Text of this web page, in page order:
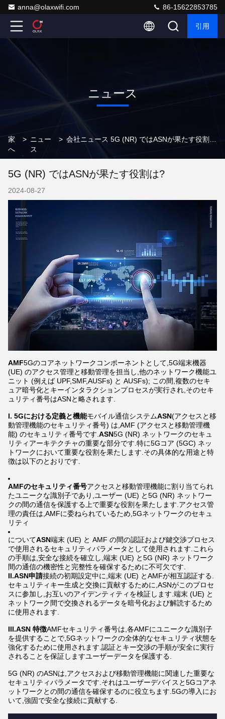
anna@olaxwifi.com 86-15622853785
引用
ニュース
家
へ
> ニュー
ス
>
5G (NR) ではASNが果たす役割は?
2024-08-27
AMF5Gのコアネットワークコンポーネントとして,5G端末機器
(UE) のアクセス管理と移動管理を担当し,他のネットワーク機能ユ
ニット (例えば UPF,SMF,AUSFs) と AUSFs); この間,複数のセキ
ュア暗号化とキーインタラクションプロセスが実行され,そのセキ
ュリティ番号はASNと略されます.
I. 5Gにおける定義と機能モバイル通信システムASN(アクセスと移
動管理機能のセキュリティ番号) は,AMF (アクセスと移動管理機
能) のセキュリティ番号です. ASN5G (NR) ネットワークのセキュ
リティアーキテクチャの重要な部分です.特に5Gコア (5GC) ネッ
トワークにおいて重要な役割を果たします.その具体的な用途と特
徴は以下のとおりです.
AMFのセキュリティ番号アクセスと移動管理機能に割り当てられ
たユニークな識別子であり,ユーザー (UE) と5G (NR) ネットワー
クの間の通信を保護する上で重要な役割を果たします.アクセス管
理の責任は,AMFに委ねられているため,5Gネットワークのセキュ
リティ
についてASN端末 (UE) と AMF の間の認証および鍵交渉プロセス
で使用されるセキュリティパラメータとして使用されます.これら
の手順は,安全な接続を確立し,端末 (UE) と5G (NR) ネットワーク
間の通信の機密性と完整性を確保するために不可欠です.
II.ASN申請接続の初期設定中に,端末 (UE) とAMFが相互認証する.
セキュリティキー生成と交換に貢献するために,ASNがこのプロセ
スに参加し,お互いのアイデンティティを検証します.端末 (UE) と
ネットワーク間で交換されるデータを暗号化および解読するため
に使用されます.
III.ASN 特徴AMFセキュリティ番号は,各AMFにユニークな識別子
を提供することで,5Gネットワークの全体的なセキュリティ状態を
強化するために使用されます.認証とキー交渉の手順が安全に実行
されることを保証しますユーザーデータを保護する.
5G (NR) のASNは,アクセスおよび移動管理機能に関連した重要な
セキュリティパラメータです.それはユーザーデバイスと5Gコアネ
ットワークとの間の通信を確保するのに役立ちます.5Gの導入にお
いて,強固で安全な接続に貢献する.